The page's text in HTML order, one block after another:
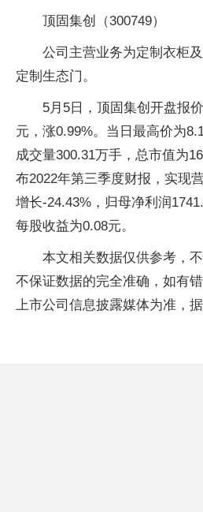
顶固集创（300749）
公司主营业务为定制衣柜
定制生态门。
5月5日，顶固集创开盘报
元，涨0.99%。当日最高价为
成交量300.31万手，总市值为
布2022年第三季度财报，实现
增长-24.43%，归母净利润
每股收益为0.08元。
本文相关数据仅供参考，
不保证数据的完全准确，如有
上市公司信息披露媒体为准，